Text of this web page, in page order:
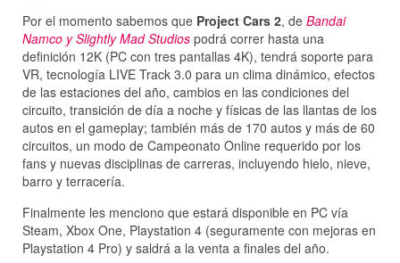
Por el momento sabemos que Project Cars 2, de Bandai
Namco y Slightly Mad Studios podrá correr hasta una
definición 12K (PC con tres pantallas 4K), tendrá soporte para
VR, tecnología LIVE Track 3.0 para un clima dinámico, efectos
de las estaciones del año, cambios en las condiciones del
circuito, transición de día a noche y físicas de las llantas de los
autos en el gameplay; también más de 170 autos y más de 60
circuitos, un modo de Campeonato Online requerido por los
fans y nuevas disciplinas de carreras, incluyendo hielo, nieve,
barro y terracería.
Finalmente les menciono que estará disponible en PC vía
Steam, Xbox One, Playstation 4 (seguramente con mejoras en
Playstation 4 Pro) y saldrá a la venta a finales del año.